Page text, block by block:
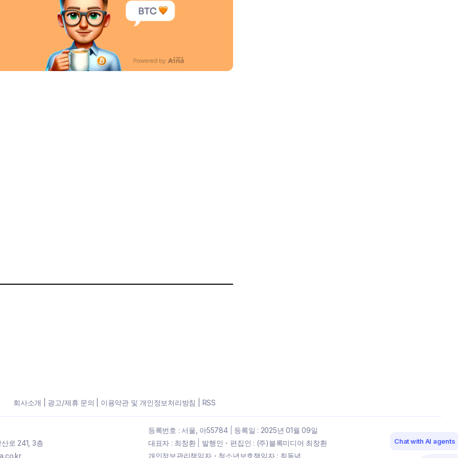
회사소개 광고/제휴 문의 이용약관 및 개인정보처리방침 RSS
등록번호 : 서울, 아55784| 등록일 : 2025년 01월 09일
로 241, 3층
대표자 : 최창환| 발행인・편집인 : (주)블록미디어 최창환
개인정보관리책임자・청소년보호책임자 : 최동녘
Chat with AI agents